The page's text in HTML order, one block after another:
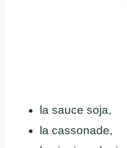
la sauce soja,
la cassonade,